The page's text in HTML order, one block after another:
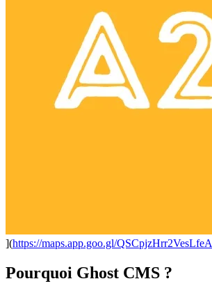
](https://maps.app.goo.gl/QSCpjzHrr2VesLfeA
Pourquoi Ghost CMS ?